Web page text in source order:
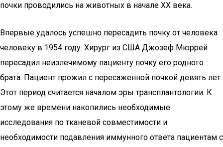
почки проводились на животных в начале XX века.
Впервые удалось успешно пересадить почку от человека
человеку в 1954 году. Хирург из США Джозеф Мюррей
пересадил неизлечимому пациенту почку его родного
брата. Пациент прожил с пересаженной почкой девять лет.
Этот период считается началом эры трансплантологии. К
этому же времени накопились необходимые
исследования по тканевой совместимости и
необходимости подавления иммунного ответа пациентам с